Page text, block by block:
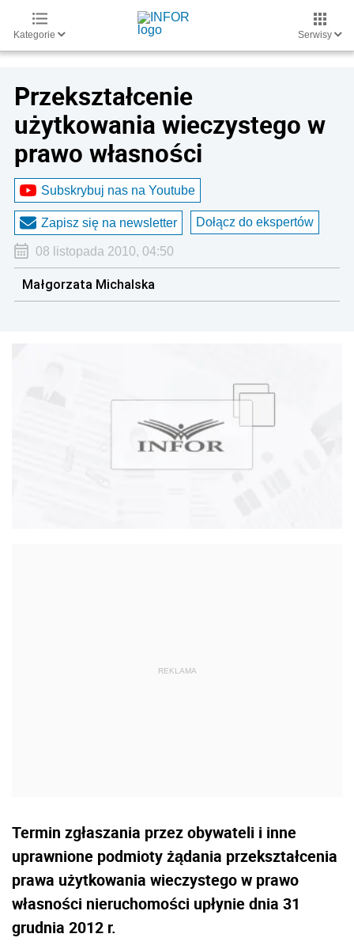
Kategorie Serwisy
Przekształcenie
użytkowania wieczystego w
prawo własności
Subskrybuj nas na Youtube
Zapisz się na newsletter Dołącz do ekspertów
08 listopada 2010, 04:50
Małgorzata Michalska
Termin zgłaszania przez obywateli i inne
uprawnione podmioty żądania przekształcenia
prawa użytkowania wieczystego w prawo
własności nieruchomości upłynie dnia 31
grudnia 2012 r.